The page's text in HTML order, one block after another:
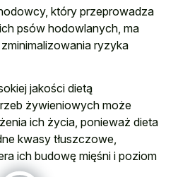
który przeprowadza
psów hodowlanych, ma
ryzyka
jakości dietą
żywieniowych może
ich życia, ponieważ dieta
kwasy tłuszczowe,
ich budowę mięśni i poziom